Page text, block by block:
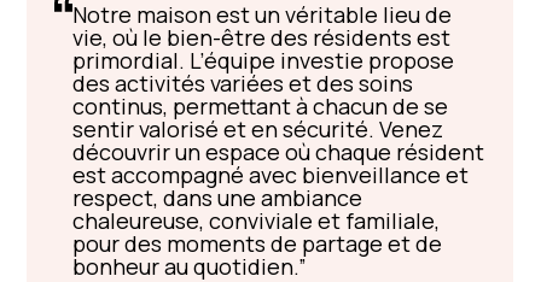
Notre maison est un véritable lieu de
vie, où le bien-être des résidents est
primordial. L’équipe investie propose
des activités variées et des soins
continus, permettant à chacun de se
sentir valorisé et en sécurité. Venez
découvrir un espace où chaque résident
est accompagné avec bienveillance et
respect, dans une ambiance
chaleureuse, conviviale et familiale,
pour des moments de partage et de
bonheur au quotidien.